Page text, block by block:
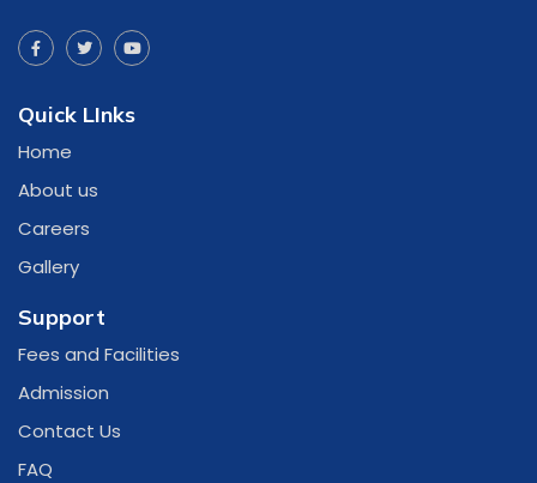
Quick LInks
Home
About us
Careers
Gallery
Support
Fees and Facilities
Admission
Contact Us
FAQ